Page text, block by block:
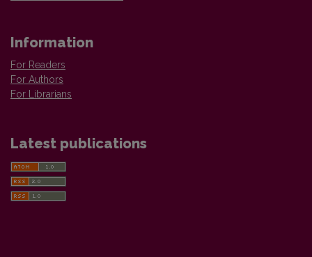
Information
For Readers
For Authors
For Librarians
Latest publications